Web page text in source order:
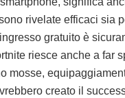
rivelate efficaci sia
gratuito è
riesce anche a far
mosse,
creato il